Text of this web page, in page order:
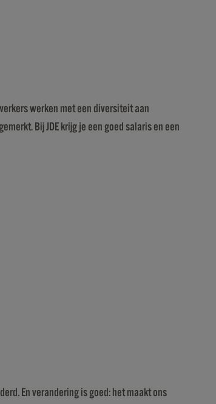
werken met een diversiteit aan
Bij JDE krijg je een goed salaris en een
En verandering is goed: het maakt ons